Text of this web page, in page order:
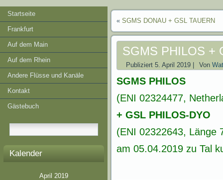
Startseite
Frankfurt
Auf dem Main
Auf dem Rhein
Andere Flüsse und Kanäle
Kontakt
Gästebuch
Kalender
April 2019
« SGMS DONAU + GSL TAUERN
SGMS PHILOS +
Publiziert 5. April 2019 Von
SGMS PHILOS
(ENI 02324477,
+ GSL PHILOS-DYO
(ENI 02322643, Länge
am 05.04.2019 zu Tal